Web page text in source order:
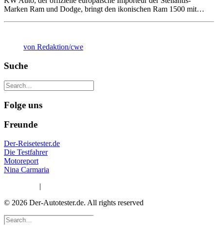
Marken Ram und Dodge, bringt den ikonischen Ram 1500 mit…
von Redaktion/cwe
Suche
Folge uns
Freunde
Der-Reisetester.de
Die Testfahrer
Motoreport
Nina Carmaria
|
© 2026 Der-Autotester.de. All rights reserved